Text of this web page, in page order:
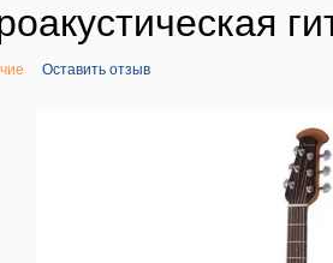
Оставить отзыв